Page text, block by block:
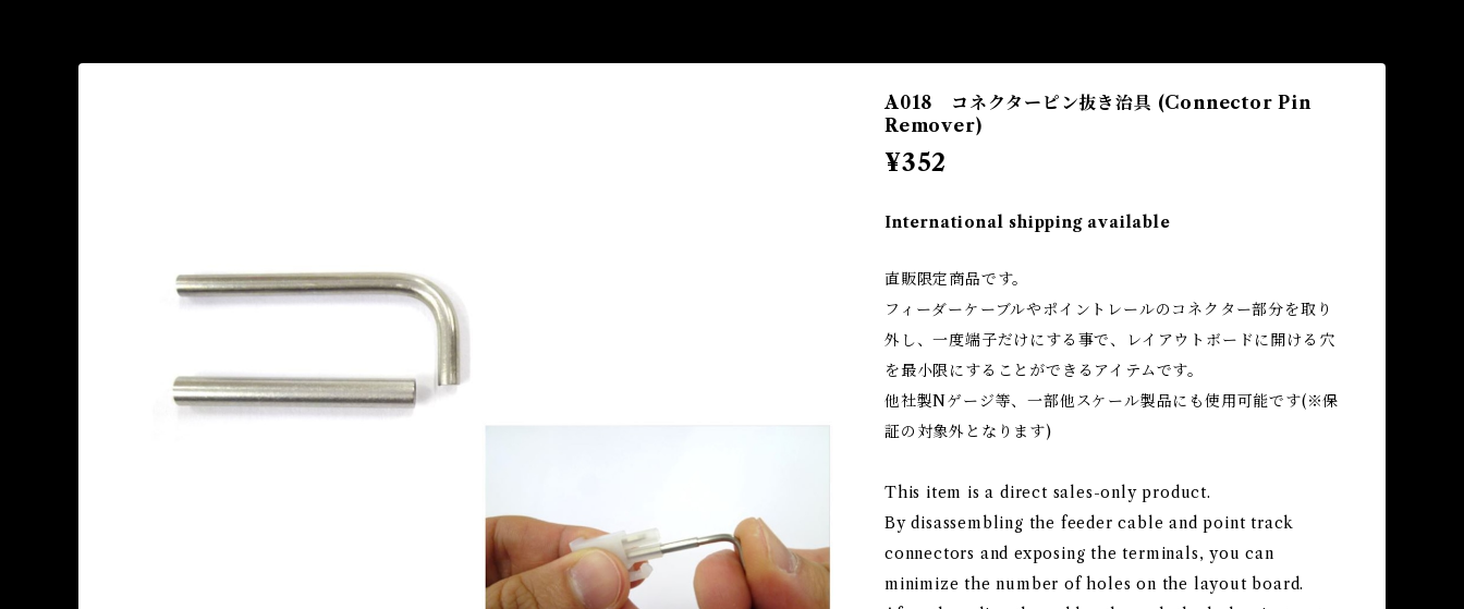
A018 コネクターピン抜き治具 (Connector Pin
Remover)
¥352
International shipping available
直販限定商品です。
フィーダーケーブルやポイントレールのコネクター部分を取り
外し、一度端子だけにする事で、レイアウトボードに開ける穴
を最小限にすることができるアイテムです。
他社製Nゲージ等、一部他スケール製品にも使用可能です(※保
証の対象外となります)
This item is a direct sales-only product.
By disassembling the feeder cable and point track
connectors and exposing the terminals, you can
minimize the number of holes on the layout board.